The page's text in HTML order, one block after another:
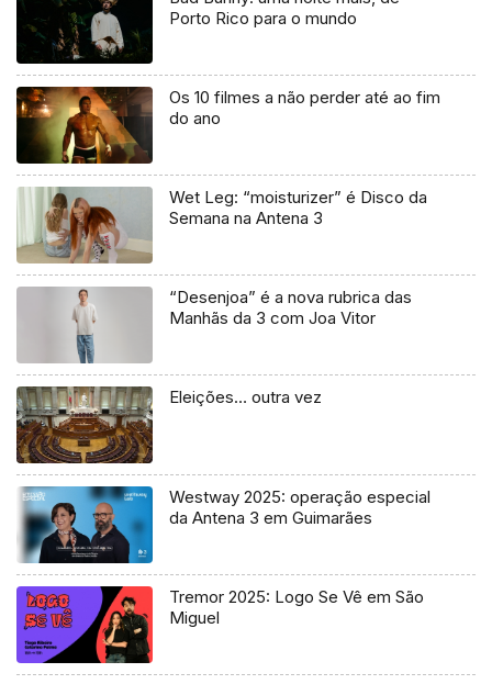
Porto Rico para o mundo
Os 10 filmes a não perder até ao fim
do ano
Wet Leg: “moisturizer” é Disco da
Semana na Antena 3
“Desenjoa” é a nova rubrica das
Manhãs da 3 com Joa Vitor
Eleições… outra vez
Westway 2025: operação especial
da Antena 3 em Guimarães
Tremor 2025: Logo Se Vê em São
Miguel